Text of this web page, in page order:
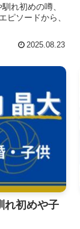
れ初めの噂、
ピソードから、
2025.08.23
れ初めや子